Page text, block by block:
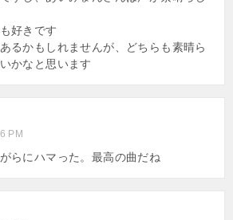
好きです
るかもしれませんが、どちらも素晴ら
かなと思います
PM
らにハマった。最高の曲だね